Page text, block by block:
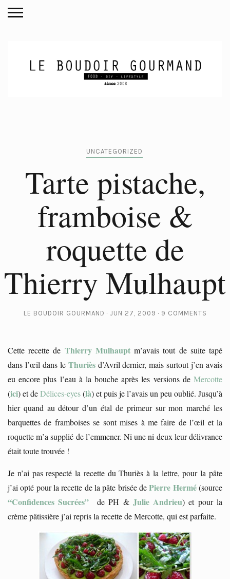
UNCATEGORIZED
Tarte pistache,
framboise &
roquette de
Thierry Mulhaupt
LE BOUDOIR GOURMAND JUN 27, 2009 9 COMMENTS
Cette recette de Thierry Mulhauptm’avais tout de suite tapé
dans l’œil dans le Thurièsd’Avril dernier, mais surtout j’en avais
eu encore plus l’eau à la bouche après les versions de Mercotte
(ici) et deDélices-eyes(là) et puis je l’avais un peu oublié. Jusqu’à
hier quand au détour d’un étal de primeur sur mon marché les
barquettes de framboises se sont mises à me faire de l’œil et la
roquette m’a supplié de l’emmener. Ni une ni deux leur délivrance
était toute trouvée !
Je n’ai pas respecté la recette du Thuriès à la lettre, pour la pâte
j’ai opté pour la recette de la pâte brisée dePierre Hermé(source
“Confidences Sucrées” de PH & Julie Andrieu) et pour la
crème pâtissière j’ai repris la recette de Mercotte, qui est parfaite.